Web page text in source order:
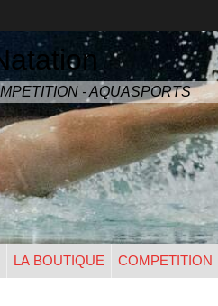
- AQUASPORTS
LA BOUTIQUE COMPETITION